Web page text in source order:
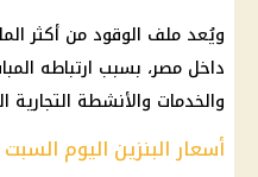
ويُعد ملف الوقود من أكثر
داخل مصر، بسبب ارتباطه
والخدمات والأنشطة التجارية
أسعار البنزين اليوم السبت 9 مايو 2026